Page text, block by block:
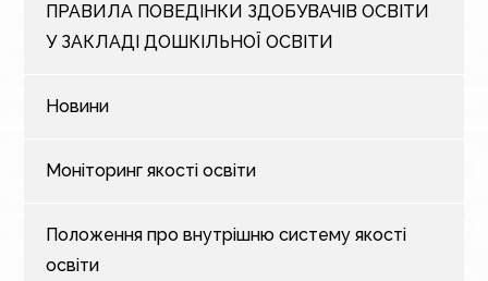
ПРАВИЛА ПОВЕДІНКИ ЗДОБУВАЧІВ ОСВІТИ
У ЗАКЛАДІ ДОШКІЛЬНОЇ ОСВІТИ
Новини
Моніторинг якості освіти
Положення про внутрішню систему якості
освіти